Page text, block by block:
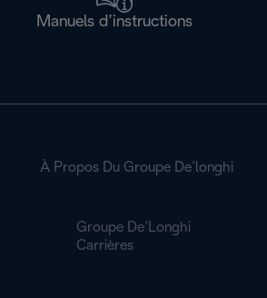
Manuels d’instructions
À Propos Du Groupe De’longhi
Groupe De’Longhi
Carrières